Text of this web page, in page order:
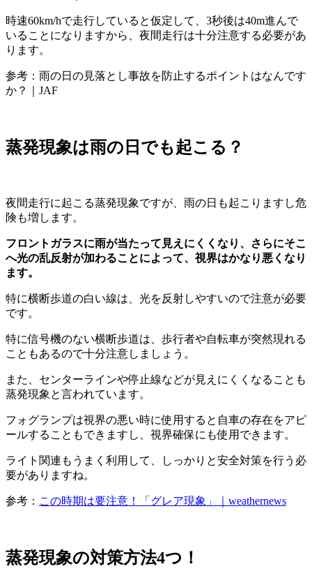
時速60km/hで走行していると仮定して、3秒後は40m進んで
いることになりますから、夜間走行は十分注意する必要があ
ります。
参考：雨の日の見落とし事故を防止するポイントはなんです
か？｜JAF
蒸発現象は雨の日でも起こる？
夜間走行に起こる蒸発現象ですが、雨の日も起こりますし危
険も増します。
フロントガラスに雨が当たって見えにくくなり、さらにそこ
へ光の乱反射が加わることによって、視界はかなり悪くなり
ます。
特に横断歩道の白い線は、光を反射しやすいので注意が必要
です。
特に信号機のない横断歩道は、歩行者や自転車が突然現れる
こともあるので十分注意しましょう。
また、センターラインや停止線などが見えにくくなることも
蒸発現象と言われています。
フォグランプは視界の悪い時に使用すると自車の存在をアピ
ールすることもできますし、視界確保にも使用できます。
ライト関連もうまく利用して、しっかりと安全対策を行う必
要がありますね。
参考： この時期は要注意！「グレア現象」｜weathernews
蒸発現象の対策方法4つ！